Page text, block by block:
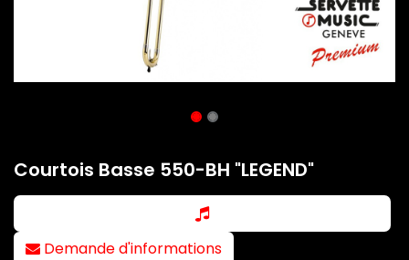
Courtois Basse 550-BH "LEGEND"
Demande d'informations